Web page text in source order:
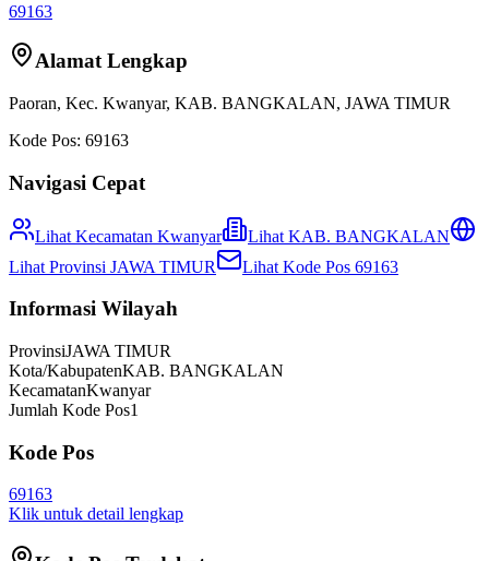
69163
Alamat Lengkap
Paoran, Kec. Kwanyar, KAB. BANGKALAN, JAWA TIMUR
Kode Pos: 69163
Navigasi Cepat
Lihat Kecamatan Kwanyar Lihat KAB. BANGKALAN
Lihat Provinsi JAWA TIMUR Lihat Kode Pos 69163
Informasi Wilayah
ProvinsiJAWA TIMUR
Kota/KabupatenKAB. BANGKALAN
KecamatanKwanyar
Jumlah Kode Pos1
Kode Pos
69163
Klik untuk detail lengkap